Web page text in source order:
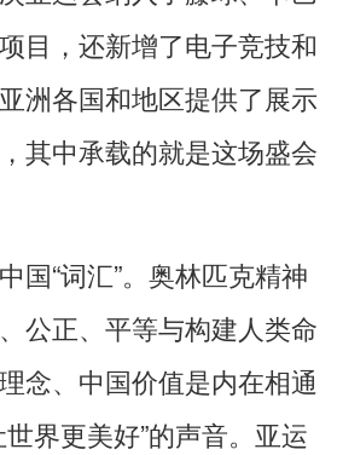
目，还新增了电子竞技和
洲各国和地区提供了展示
其中承载的就是这场盛会
“词汇”。奥林匹克精神
公正、平等与构建人类命
念、中国价值是内在相通
界更美好”的声音。亚运